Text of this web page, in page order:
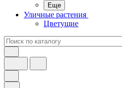
Еще
Уличные растения
Цветущие